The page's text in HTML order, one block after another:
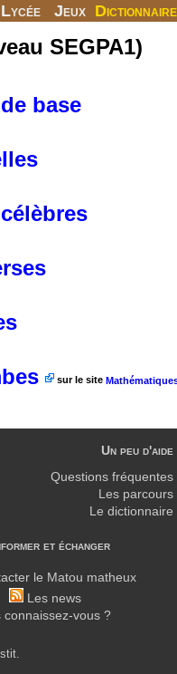
Lycée Jeux Dictionnaire
SEGPA1)
base
sur le site
et échanger
le Matou matheux
Les news
connaissez-vous ?
Un peu d'aide
Questions fréquentes
Les parcours
Le dictionnaire